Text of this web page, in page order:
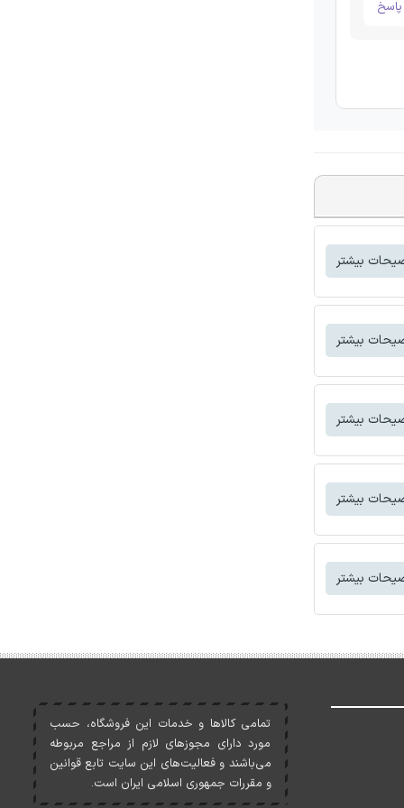
پاسخ
بیشتر
بیشتر
بیشتر
بیشتر
بیشتر
تمامی کالاها و خدمات اين فروشگاه، حسب
مورد دارای مجوزهای لازم از مراجع مربوطه
می‌باشند و فعاليت‌های اين سايت تابع قوانين
و مقررات جمهوری اسلامی ايران است.